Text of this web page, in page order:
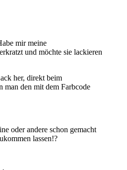
mir meine
und möchte sie lackieren
her, direkt beim
man den mit dem Farbcode
oder andere schon gemacht
lassen!?